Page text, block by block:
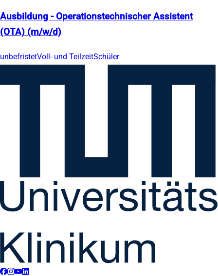
Ausbildung - Operationstechnischer Assistent
(OTA) (m/w/d)
unbefristetVoll- und TeilzeitSchüler